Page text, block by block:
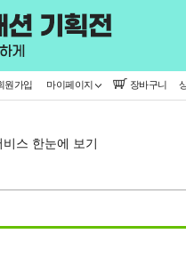
원가입 마이페이지 장바구니
비스 한눈에 보기